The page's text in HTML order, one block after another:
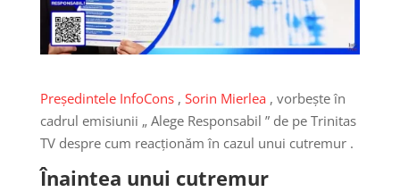
Președintele InfoCons, Sorin Mierlea , vorbește în
cadrul emisiunii „ Alege Responsabil ” de pe Trinitas
TV despre cum reacționăm în cazul unui cutremur .
Înaintea unui cutremur